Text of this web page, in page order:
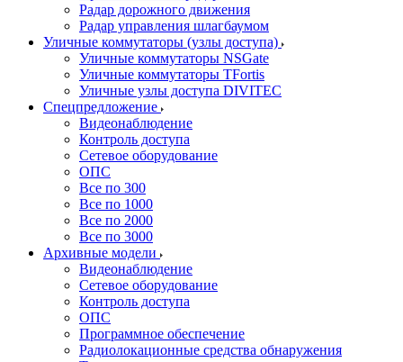
Радар дорожного движения
Радар управления шлагбаумом
Уличные коммутаторы (узлы доступа)
Уличные коммутаторы NSGate
Уличные коммутаторы TFortis
Уличные узлы доступа DIVITEC
Спецпредложение
Видеонаблюдение
Контроль доступа
Сетевое оборудование
ОПС
Все по 300
Все по 1000
Все по 2000
Все по 3000
Архивные модели
Видеонаблюдение
Сетевое оборудование
Контроль доступа
ОПС
Программное обеспечение
Радиолокационные средства обнаружения